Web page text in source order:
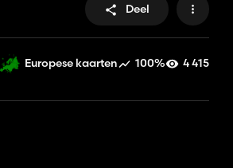
Deel
Europese kaarten 100% 4 415